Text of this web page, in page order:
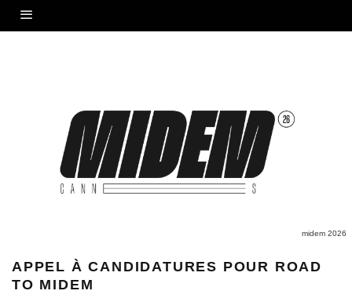
midem 2026
APPEL À CANDIDATURES POUR ROAD
TO MIDEM